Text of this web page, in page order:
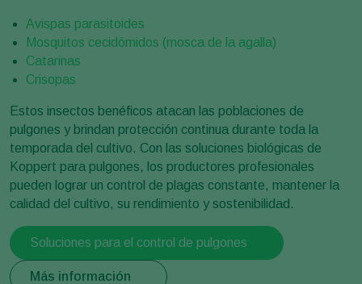
Avispas parasitoides
Mosquitos cecidómidos (mosca de la agalla)
Catarinas
Crisopas
Estos insectos benéficos atacan las poblaciones de
pulgones y brindan protección continua durante toda la
temporada del cultivo. Con las soluciones biológicas de
Koppert para pulgones, los productores profesionales
pueden lograr un control de plagas constante, mantener la
calidad del cultivo, su rendimiento y sostenibilidad.
Soluciones para el control de pulgones
Más información